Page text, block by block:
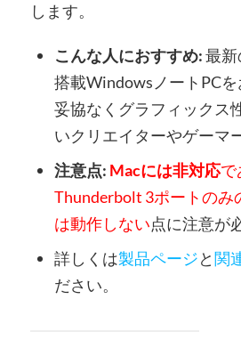
します。
こんな人におすすめ:最
搭載WindowsノートPC
妥協なくグラフィックス
いクリエイターやゲーマー
注意点: Macには非対応で
Thunderbolt 3ポートのみ
は動作しない点に注意が
詳しくは製品ページと関
ださい。